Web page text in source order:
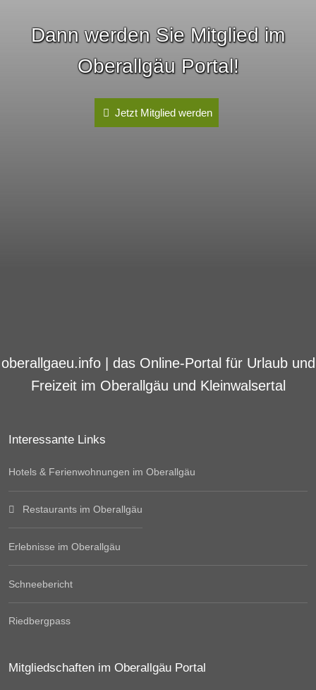
Dann werden Sie Mitglied im
Oberallgäu Portal!
Jetzt Mitglied werden
oberallgaeu.info | das Online-Portal für Urlaub und
Freizeit im Oberallgäu und Kleinwalsertal
Interessante Links
Hotels & Ferienwohnungen im Oberallgäu
Restaurants im Oberallgäu
Erlebnisse im Oberallgäu
Schneebericht
Riedbergpass
Mitgliedschaften im Oberallgäu Portal